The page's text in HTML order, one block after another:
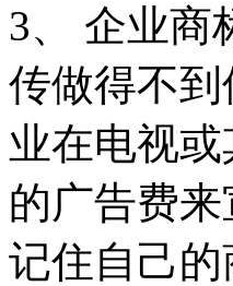
3、 企业商
传做得不
业在电视
的广告费
记住自己